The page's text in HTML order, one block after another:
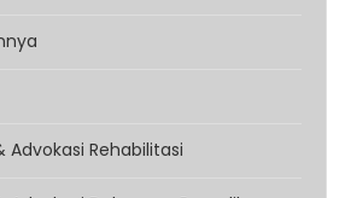
Advokasi Rehabilitasi